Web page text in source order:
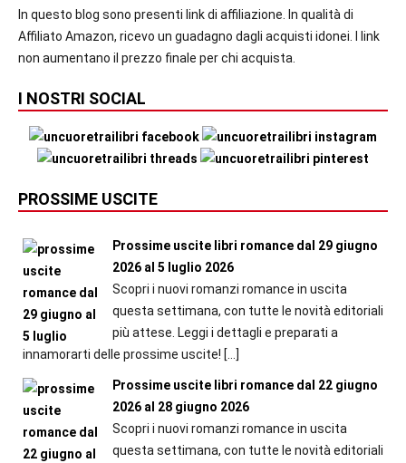
In questo blog sono presenti link di affiliazione. In qualità di
Affiliato Amazon, ricevo un guadagno dagli acquisti idonei. I link
non aumentano il prezzo finale per chi acquista.
I NOSTRI SOCIAL
PROSSIME USCITE
Prossime uscite libri romance dal 29 giugno
2026 al 5 luglio 2026
Scopri i nuovi romanzi romance in uscita
questa settimana, con tutte le novità editoriali
più attese. Leggi i dettagli e preparati a
innamorarti delle prossime uscite! […]
Prossime uscite libri romance dal 22 giugno
2026 al 28 giugno 2026
Scopri i nuovi romanzi romance in uscita
questa settimana, con tutte le novità editoriali